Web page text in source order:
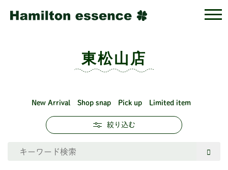
東松山店
New Arrival Shop snap Pick up Limited item
絞り込む